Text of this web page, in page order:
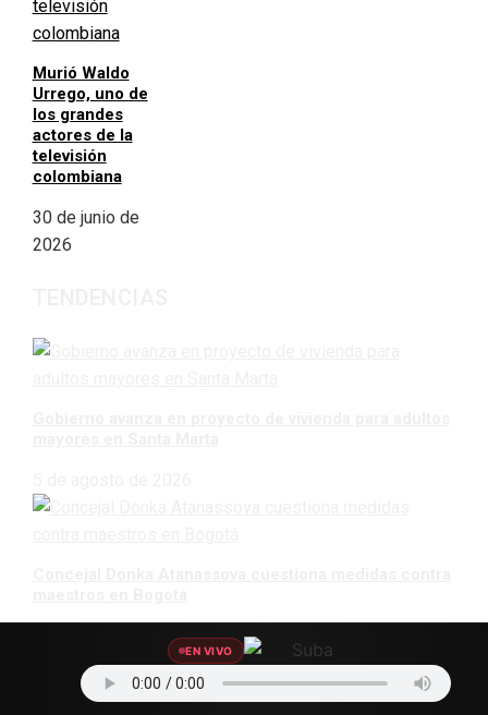
Murió Waldo
Urrego, uno de
los grandes
actores de la
televisión
colombiana
30 de junio de
2026
5 de agosto de 2026
EN VIVO